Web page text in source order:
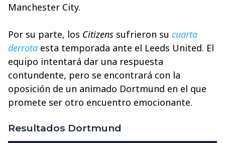
Manchester City.
Por su parte, los Citizens sufrieron su cuarta
derrota esta temporada ante el Leeds United. El
equipo intentará dar una respuesta
contundente, pero se encontrará con la
oposición de un animado Dortmund en el que
promete ser otro encuentro emocionante.
Resultados Dortmund